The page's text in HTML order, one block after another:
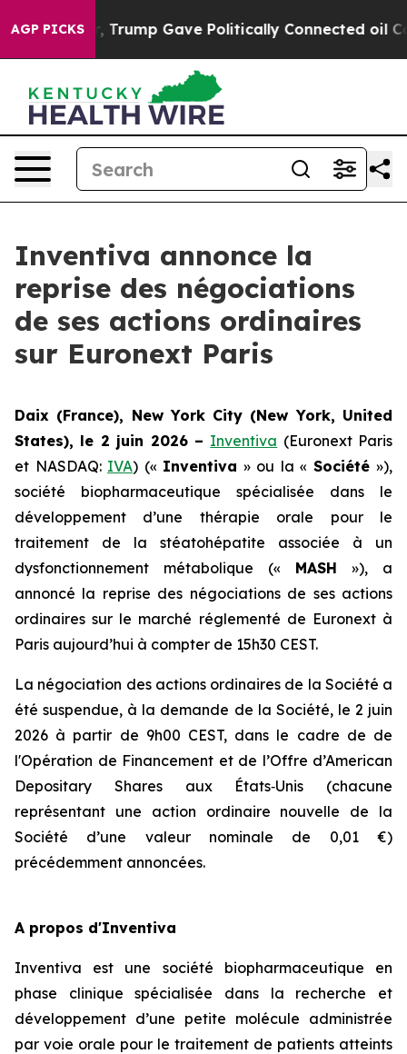
AGP PICKS
Higher, Trump Gave Politically Connected oil
Inventiva annonce la
reprise des négociations
de ses actions ordinaires
sur Euronext Paris
Daix (France), New York City (New York, United
States), le 2 juin 2026 – Inventiva (Euronext Paris
et NASDAQ: IVA) (« Inventiva » ou la « Société »),
société biopharmaceutique spécialisée dans le
développement d’une thérapie orale pour le
traitement de la stéatohépatite associée à un
dysfonctionnement métabolique (« MASH »), a
annoncé la reprise des négociations de ses actions
ordinaires sur le marché réglementé de Euronext à
Paris aujourd’hui à compter de 15h30 CEST.
La négociation des actions ordinaires de la Société a
été suspendue, à la demande de la Société, le 2 juin
2026 à partir de 9h00 CEST, dans le cadre de de
l'Opération de Financement et de l’Offre d’American
Depositary Sharesaux États‑Unis (chacune
représentant une action ordinaire nouvelle de la
Société d’une valeur nominale de 0,01 €)
précédemment annoncées.
A propos d'Inventiva
Inventiva est une société biopharmaceutique en
phase clinique spécialisée dans la recherche et
développement d’une petite molécule administrée
par voie orale pour le traitement de patients atteints